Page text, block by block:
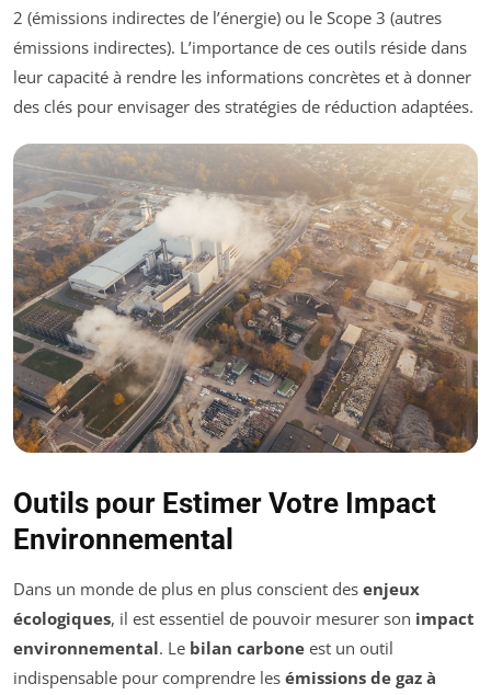
2 (émissions indirectes de l’énergie) ou le Scope 3 (autres
émissions indirectes). L’importance de ces outils réside dans
leur capacité à rendre les informations concrètes et à donner
des clés pour envisager des stratégies de réduction adaptées.
Outils pour Estimer Votre Impact
Environnemental
Dans un monde de plus en plus conscient des enjeux
écologiques, il est essentiel de pouvoir mesurer son impact
environnemental. Le bilan carbone est un outil
indispensable pour comprendre les émissions de gaz à